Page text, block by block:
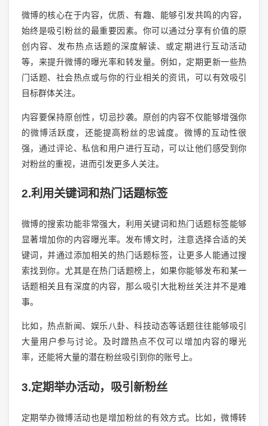
微博的核心在于内容，优质、有趣、能够引发共鸣的内容，
始终是吸引粉丝的最重要因素。你可以通过分享有价值的原
创内容、发布热点话题的深度解读、或定期进行互动活动
等，来提升微博的曝光率和转发量。例如，定期更新一些热
门话题、社会热点或与你的行业相关的资讯，可以有效吸引
目标群体关注。
内容要保持原创性，切忌抄袭。原创的内容不仅能够增强你
的微博活跃度，还能提高粉丝的忠诚度。微博的互动性很
强，通过评论、私信和用户进行互动，可以让他们感受到你
对粉丝的重视，进而引发更多人关注。
2.利用关键词和热门话题标签
微博的搜索功能非常强大，利用关键词和热门话题标签能够
显著增加你的内容曝光率。发布博文时，注意选择合适的关
键词，并通过添加相关的热门话题标签，让更多人能通过搜
索找到你。尤其是在热门话题榜上，如果你能够发布和某一
话题相关且有深度的内容，那么吸引大批粉丝关注并不是难
事。
比如，热点新闻、娱乐八卦、科技动态等话题往往能够吸引
大量用户参与讨论。及时蹭热点不仅可以增加内容的曝光
率，还能将大量的潜在粉丝吸引到你的账号上。
3.定期举办活动，吸引新粉丝
定期举办微博活动也是增加粉丝的有效方式。比如，微博转